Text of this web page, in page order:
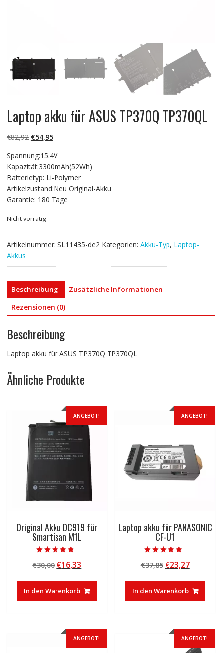
Laptop akku für ASUS TP370Q TP370QL
€82,92 Ursprünglicher
war:
€82,92
€54,95Aktueller
ist:
€54,95.
Spannung:15.4V
Kapazität:3300mAh(52Wh)
Batterietyp: Li-Polymer
Artikelzustand:Neu Original-Akku
Garantie: 180 Tage
Nicht vorrätig
Artikelnummer: SL11435-de2 Kategorien: Akku-Typ, Laptop-
Akkus
Beschreibung
Zusätzliche Informationen
Rezensionen (0)
Beschreibung
Laptop akku für ASUS TP370Q TP370QL
Ähnliche Produkte
ANGEBOT!
Original Akku DC919 für
Smartisan M1L
4.50
von 5
€30,00 Ursprünglicher
war:
€30,00
€16,33
ist:
€16,33.
In den Warenkorb
ANGEBOT!
Laptop akku für PANASONIC
CF-U1
5.00
von 5
€37,85 Ursprünglicher
war:
€37,85
€23,27
ist:
€23,27.
In den Warenkorb
ANGEBOT! ANGEBOT!